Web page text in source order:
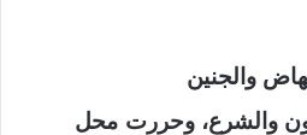
والجنين
والشرع، وحررت محل